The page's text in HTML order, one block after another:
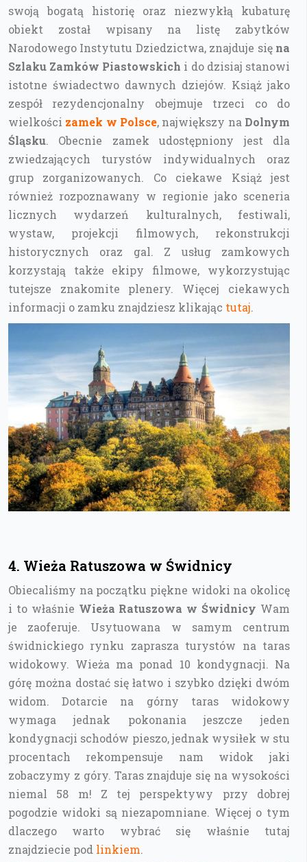
swoją bogatą historię oraz niezwykłą kubaturę
obiekt został wpisany na listę zabytków
Narodowego Instytutu Dziedzictwa, znajduje się na
Szlaku Zamków Piastowskich i do dzisiaj stanowi
istotne świadectwo dawnych dziejów. Książ jako
zespół rezydencjonalny obejmuje trzeci co do
wielkości zamek w Polsce, największy na Dolnym
Śląsku. Obecnie zamek udostępniony jest dla
zwiedzających turystów indywidualnych oraz
grup zorganizowanych. Co ciekawe Książ jest
również rozpoznawany w regionie jako sceneria
licznych wydarzeń kulturalnych, festiwali,
wystaw, projekcji filmowych, rekonstrukcji
historycznych oraz gal. Z usług zamkowych
korzystają także ekipy filmowe, wykorzystując
tutejsze znakomite plenery. Więcej ciekawych
informacji o zamku znajdziesz klikając tutaj.
4. Wieża Ratuszowa w Świdnicy
Obiecaliśmy na początku piękne widoki na okolicę
i to właśnie Wieża Ratuszowa w Świdnicy Wam
je zaoferuje. Usytuowana w samym centrum
świdnickiego rynku zaprasza turystów na taras
widokowy. Wieża ma ponad 10 kondygnacji. Na
górę można dostać się łatwo i szybko dzięki dwóm
widom. Dotarcie na górny taras widokowy
wymaga jednak pokonania jeszcze jeden
kondygnacji schodów pieszo, jednak wysiłek w stu
procentach rekompensuje nam widok jaki
zobaczymy z góry. Taras znajduje się na wysokości
niemal 58 m! Z tej perspektywy przy dobrej
pogodzie widoki są niezapomniane. Więcej o tym
dlaczego warto wybrać się właśnie tutaj
znajdziecie pod linkiem.